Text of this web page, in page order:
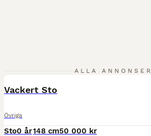
ALLA ANNONSER
Vackert Sto
Övriga
Sto0 år148 cm50 000 kr